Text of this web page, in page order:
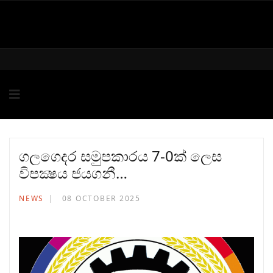
ගලගෙදර සමුපකාරය 7-0ක් ලෙස
විපක්‍ෂය ජයගනී…
NEWS 08 OCTOBER 2025